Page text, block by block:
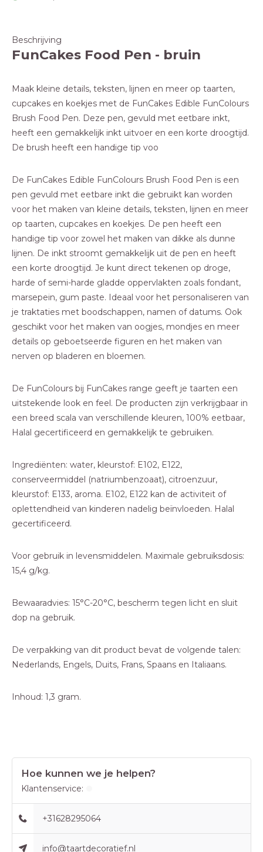
Beschrijving
FunCakes Food Pen - bruin
Maak kleine details, teksten, lijnen en meer op taarten,
cupcakes en koekjes met de FunCakes Edible FunColours
Brush Food Pen. Deze pen, gevuld met eetbare inkt,
heeft een gemakkelijk inkt uitvoer en een korte droogtijd.
De brush heeft een handige tip voo
De FunCakes Edible FunColours Brush Food Pen is een
pen gevuld met eetbare inkt die gebruikt kan worden
voor het maken van kleine details, teksten, lijnen en meer
op taarten, cupcakes en koekjes. De pen heeft een
handige tip voor zowel het maken van dikke als dunne
lijnen. De inkt stroomt gemakkelijk uit de pen en heeft
een korte droogtijd. Je kunt direct tekenen op droge,
harde of semi-harde gladde oppervlakten zoals fondant,
marsepein, gum paste. Ideaal voor het personaliseren van
je traktaties met boodschappen, namen of datums. Ook
geschikt voor het maken van oogjes, mondjes en meer
details op geboetseerde figuren en het maken van
nerven op bladeren en bloemen.
De FunColours bij FunCakes range geeft je taarten een
uitstekende look en feel. De producten zijn verkrijgbaar in
een breed scala van verschillende kleuren, 100% eetbaar,
Halal gecertificeerd en gemakkelijk te gebruiken.
Ingrediënten: water, kleurstof: E102, E122,
conserveermiddel (natriumbenzoaat), citroenzuur,
kleurstof: E133, aroma. E102, E122 kan de activiteit of
oplettendheid van kinderen nadelig beïnvloeden. Halal
gecertificeerd.
Voor gebruik in levensmiddelen. Maximale gebruiksdosis:
15,4 g/kg.
Bewaaradvies: 15°C-20°C, bescherm tegen licht en sluit
dop na gebruik.
De verpakking van dit product bevat de volgende talen:
Nederlands, Engels, Duits, Frans, Spaans en Italiaans.
Inhoud: 1,3 gram.
Hoe kunnen we je helpen?
Klantenservice:
+31628295064
info@taartdecoratief.nl